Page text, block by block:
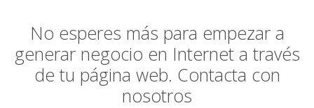
No esperes más para empezar a
generar negocio en Internet a través
de tu página web. Contacta con
nosotros